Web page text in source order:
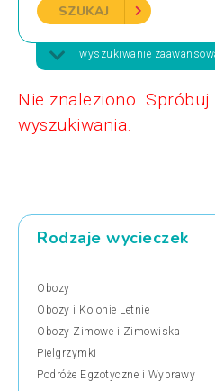
SZUKAJ
wyszukiwanie
Nie znaleziono.
wyszukiwania.
Rodzaje wycieczek
Obozy
Obozy i Kolonie Letnie
Obozy Zimowe i Zimowiska
Pielgrzymki
Podróże Egzotyczne i Wyprawy